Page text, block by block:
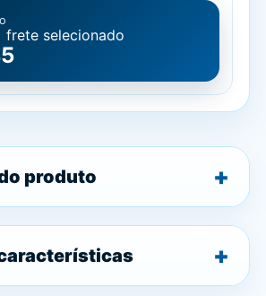
frete selecionado
produto